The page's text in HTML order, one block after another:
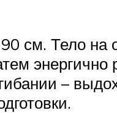
см. Тело на
–